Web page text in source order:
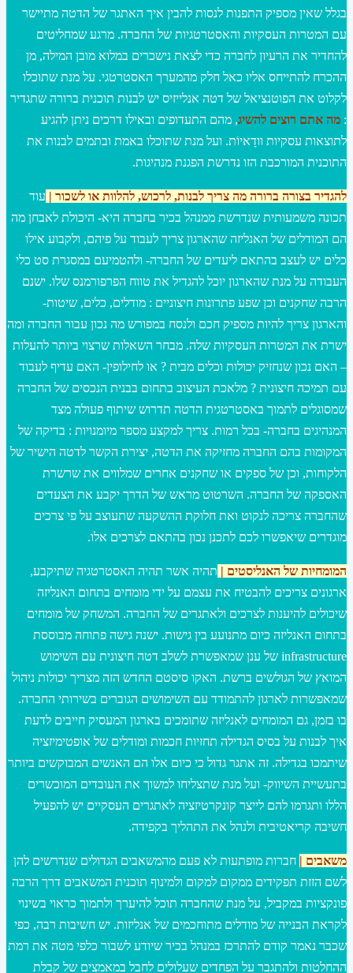
בגלל שאין מספיק התפנות לנסות להבין איך האתגר של הדטה מתיישר
עם המטרות העסקיות והאסטרטגיות של החברה. מרגע שמחליטים
להחדיר את הרעיון לחברה כדי לצאת נישכרים במלוא מובן המילה, מן
ההכרח להתייחס אליו כאל חלק מהמערך האסטרטגי. על מנת שתוכלו
לקלוט את הפוטנציאל של דטה אנלייזיס יש לבנות תוכנית ברורה שתגדיר
: מה אתם רוצים להשיג, מהם התעדופים ובאילו דרכים ניתן להגיע
לתוצאות עסקיות וודָאיוֹת. ועל מנת שתוכלו באמת ובתמים לבנות את
התוכנית המורכבת הזו נדרשת הפגנת מנהיגות.
להגדיר בצורה ברורה מה צריך לבנות, לרכוש, להלוות או לשכור | עוד
תכונה משמעותית שנדרשת ממנהל בכיר בחברה היא- היכולת לאבחן מה
הם המודלים של האנליזה שהארגון צריך לעבוד על פיהם, ולקבוע אילו
כלים יש לעצב בהתאם ליעדים של החברה- ולהטמיעם במסגרת סט כלי
העבודה על מנת שהארגון יוכל להגדיל את טווח הפרפורמנס שלו. ישנם
הרבה שחקנים וכן שפע פתרונות חיצוניים : מודלים, כלים, שיטות-
והארגון צריך להיות מספיק חכם ולנסח במפורש מה נכון עבור החברה ומה
ישרת את המטרות העסקיות שלה. מבחר השאלות שרצוי ביותר להעלות
– האם נכון שנחזיק יכולות וכלים מבית ? או לחילופין- האם עדיף לעבוד
עם תמיכה חיצונית ? מלאכת העיצוב בתחום בבנית הנכסים של החברה
שמסוגלים לתמוך באסטרטגית הדטה תדרוש שיתוף פעולה מצד
המנהיגים בחברה- בכל רמות. צריך למקצע מספר מיומנויות : בדיקה של
המקומות בהם החברה מחזיקה את הדטה, יצירת הקשר לדטה הישיר של
הלקוחות, וכן של ספקים או שחקנים אחרים שמלווים את שרשרת
האספקה של החברה. השרטוט מראש של הדרך יקבע את הצעדים
שהחברה צריכה לנקוט ואת חלוקת ההשקעה שתעוצב על פי צרכים
מוגדרים שיאפשרו לכם לתכנן נכון בהתאם לצרכים אלו.
המומחיות של האנליסטים | תהיה אשר תהיה האסטרטגיה שתיקבע,
ארגונים צריכים להבטיח את עצמם על ידי מומחים בתחום האנליזה
שיכולים להיענות לצרכים ולאתגרים של החברה. המשחק של מומחים
בתחום האנליזה כיום מתנועע בין גישות. ישנה גישה פתוחה מבוססת
infrastructure של ענן שמאפשרת לשלב דטה חיצונית עם השימוש
המואץ של הגולשים ברשת. האקו סיסטם החדש הזה מצריך יכולות ניהול
שמאפשרות לארגון להתמודד עם השימושים הגוברים בשירותי החברה.
בו בזמן, גם המומחים לאנליזה שתומכים בארגון המעסיק חייבים לדעת
איך לבנות על בסיס הגדילה תחזיות חכמות ומודלים של אופטימיזציה
שיתמכו בגדילה. זה אתגר גדול כי כיום אלו הם האנשים המבוקשים ביותר
בתעשיית השיווק- ועל מנת שתצליחו למשוך את העובדים המוכשרים
הללו ותגרמו להם לייצר קונקרטיזציה לאתגרים העסקיים יש להפעיל
חשיבה קריאטיבית ולנהל את התהליך בקפידה.
משאבים | חברות מופתעות לא פעם מהמשאבים הגדולים שנדרשים להן
לשם הזזת תפקידים ממקום למקום ולמינוף תוכנית המשאבים דרך הרבה
פונקציות במקביל, על מנת שהחברה תוכל להיערך ולתמוך כראוי בשינוי
לקראת הבנייה של מודלים מתוחכמים של אנליזות. יש חשיבות רבה, כפי
שכבר נאמר קודם להתרכז במנהל בכיר שיודע לשבור כלפי מטה את רמת
ההחלטות ולהתגבר על הפחדים שעלולים לחבל במאמצים של קבלת